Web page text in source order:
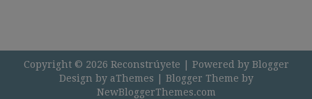
Copyright © 2026 Reconstrúyete | Powered by Blogger
Design by aThemes | Blogger Theme by
NewBloggerThemes.com